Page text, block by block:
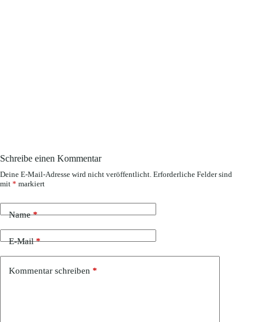
Schreibe einen Kommentar
Deine E-Mail-Adresse wird nicht veröffentlicht. Erforderliche Felder sind
mit * markiert
Name*
E-Mail*
Kommentar schreiben *